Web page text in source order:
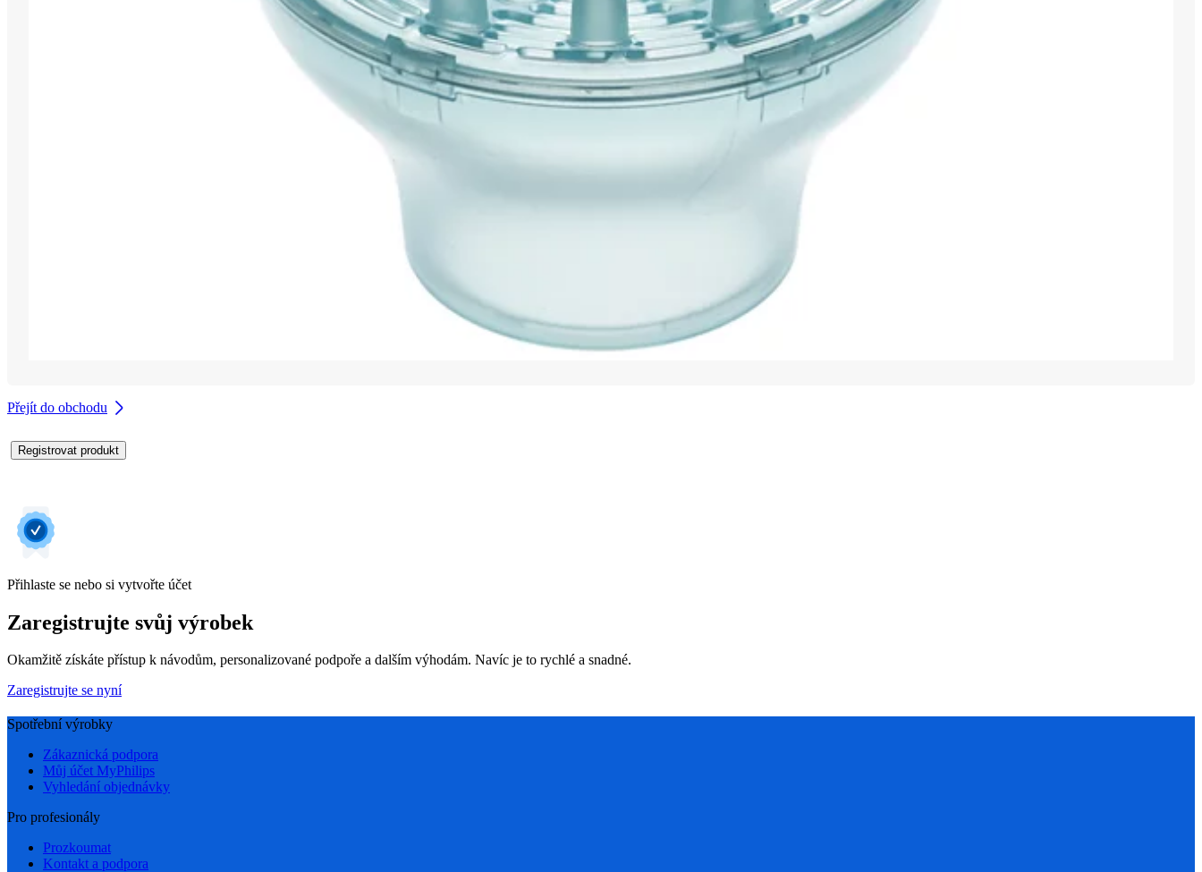
Přejít do obchodu
Registrovat produkt
Přihlaste se nebo si vytvořte účet
Zaregistrujte svůj výrobek
Okamžitě získáte přístup k návodům, personalizované podpoře a dalším výhodám. Navíc je to rychlé a snadné.
Zaregistrujte se nyní
Spotřební výrobky
Zákaznická podpora
Můj účet MyPhilips
Vyhledání objednávky
Pro profesionály
Prozkoumat
Kontakt a podpora